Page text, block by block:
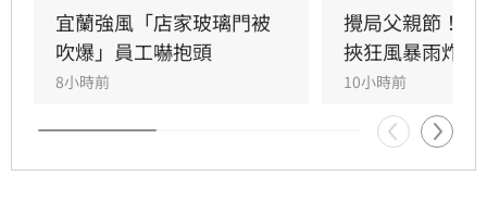
全面停駛。
宜蘭強風「店家玻璃門被
吹爆」員工嚇抱頭
8小時前
攪局父親節！
挾狂風暴雨炸雙
10小時前